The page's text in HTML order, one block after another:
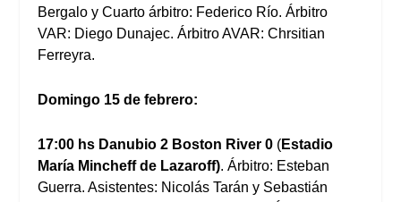
Bergalo y Cuarto árbitro: Federico Río. Árbitro
VAR: Diego Dunajec. Árbitro AVAR: Chrsitian
Ferreyra.
Domingo 15 de febrero:
17:00 hs Danubio 2 Boston River 0 (Estadio
María Mincheff de Lazaroff). Árbitro: Esteban
Guerra. Asistentes: Nicolás Tarán y Sebastián